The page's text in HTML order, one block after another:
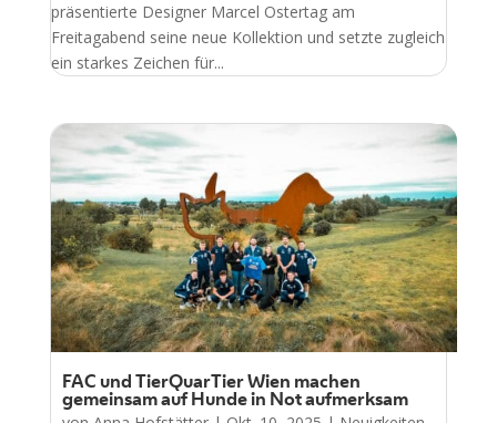
präsentierte Designer Marcel Ostertag am
Freitagabend seine neue Kollektion und setzte zugleich
ein starkes Zeichen für...
FAC und TierQuarTier Wien machen
gemeinsam auf Hunde in Not aufmerksam